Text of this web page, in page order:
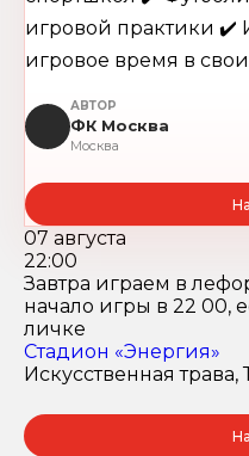
игровой практики ✔️
игровое время в
АВТОР
ФК Москва
Москва
07 августа
22:00
Завтра играем в
начало игры в 22 00,
личке
Стадион «Энергия»
Искусственная трава,